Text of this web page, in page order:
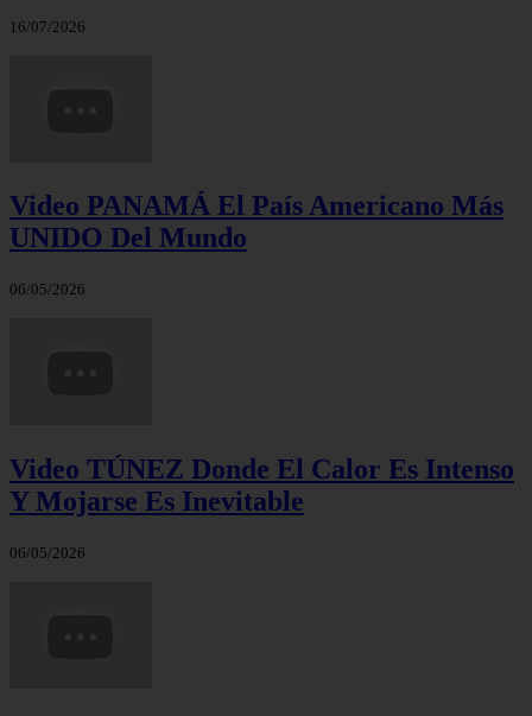
16/07/2026
Video PANAMÁ El País Americano Más
UNIDO Del Mundo
06/05/2026
Video TÚNEZ Donde El Calor Es Intenso
Y Mojarse Es Inevitable
06/05/2026